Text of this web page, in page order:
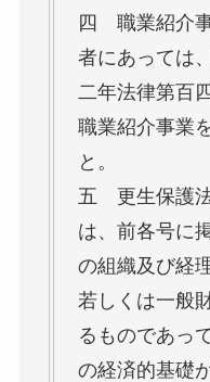
四 職業紹介
者にあっては
二年法律第百
職業紹介事業
と。
五 更生保護
は、前各号に
の組織及び経
若しくは一般
るものであっ
の経済的基礎